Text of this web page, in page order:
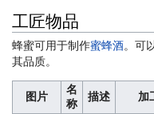
工匠物品
蜂蜜可用于制作蜜蜂酒。可
其品质。
图片
名
称
描述 加